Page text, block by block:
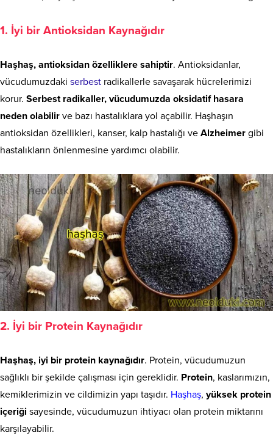
1. İyi bir Antioksidan Kaynağıdır
Haşhaş, antioksidan özelliklere sahiptir. Antioksidanlar,
vücudumuzdaki serbest radikallerle savaşarak hücrelerimizi
korur. Serbest radikaller, vücudumuzda oksidatif hasara
neden olabilir ve bazı hastalıklara yol açabilir. Haşhaşın
antioksidan özellikleri, kanser, kalp hastalığı ve Alzheimer gibi
hastalıkların önlenmesine yardımcı olabilir.
2. İyi bir Protein Kaynağıdır
Haşhaş, iyi bir protein kaynağıdır. Protein, vücudumuzun
sağlıklı bir şekilde çalışması için gereklidir. Protein, kaslarımızın,
kemiklerimizin ve cildimizin yapı taşıdır. Haşhaş, yüksek protein
içeriği sayesinde, vücudumuzun ihtiyacı olan protein miktarını
karşılayabilir.